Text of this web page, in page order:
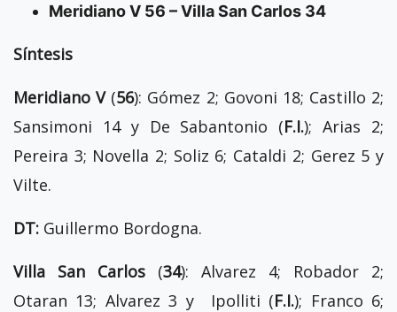
Meridiano V 56 – Villa San Carlos 34
Síntesis
Meridiano V (56): Gómez 2; Govoni 18; Castillo 2;
Sansimoni 14 y De Sabantonio (F.I.); Arias 2;
Pereira 3; Novella 2; Soliz 6; Cataldi 2; Gerez 5 y
Vilte.
DT: Guillermo Bordogna.
Villa San Carlos (34): Alvarez 4; Robador 2;
Otaran 13; Alvarez 3 y Ipolliti (F.I.); Franco 6;